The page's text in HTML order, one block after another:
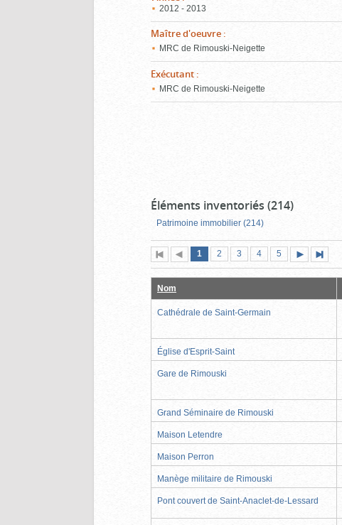
2012 - 2013
Maître d'oeuvre :
MRC de Rimouski-Neigette
Exécutant :
MRC de Rimouski-Neigette
Éléments inventoriés (214)
Patrimoine immobilier (214)
Première
page
Page
précédente
Page
1 (page
actuelle)
Page
2 Page
3 Page
4 Page
5
suivante
page
Nom
Cathédrale de Saint-Germain
Église d'Esprit-Saint
Gare de Rimouski
Grand Séminaire de Rimouski
Maison Letendre
Maison Perron
Manège militaire de Rimouski
Pont couvert de Saint-Anaclet-de-Lessard